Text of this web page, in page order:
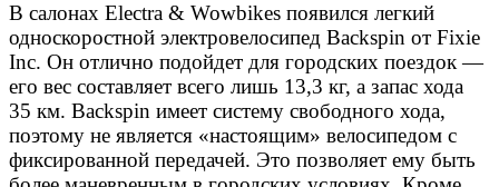
В салонах Electra & Wowbikes появился легкий
односкоростной электровелосипед Backspin от Fixie
Inc. Он отлично подойдет для городских поездок —
его вес составляет всего лишь 13,3 кг, а запас хода
35 км. Backspin имеет систему свободного хода,
поэтому не является «настоящим» велосипедом с
фиксированной передачей. Это позволяет ему быть